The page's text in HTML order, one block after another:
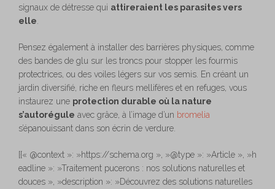
signaux de détresse qui attireraient les parasites vers
elle.
Pensez également à installer des barrières physiques, comme
des bandes de glu sur les troncs pour stopper les fourmis
protectrices, ou des voiles légers sur vos semis. En créant un
jardin diversifié, riche en fleurs mellifères et en refuges, vous
instaurez une protection durable où la nature
s’autorégule avec grâce, à l’image d’un bromelia
s’épanouissant dans son écrin de verdure.
[{« @context »: »https://schema.org », »@type »: »Article », »h
eadline »: »Traitement pucerons : nos solutions naturelles et
douces », »description »: »Découvrez des solutions naturelles